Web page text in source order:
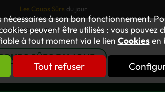
nécessaires à son bon fonctionnement.
peuvent être utilisés : vous pouvez
à tout moment via le lien Cookiesen
Tout refuser
Les Coups Sûrs du jour
GNT
SÛRS DU JOUR